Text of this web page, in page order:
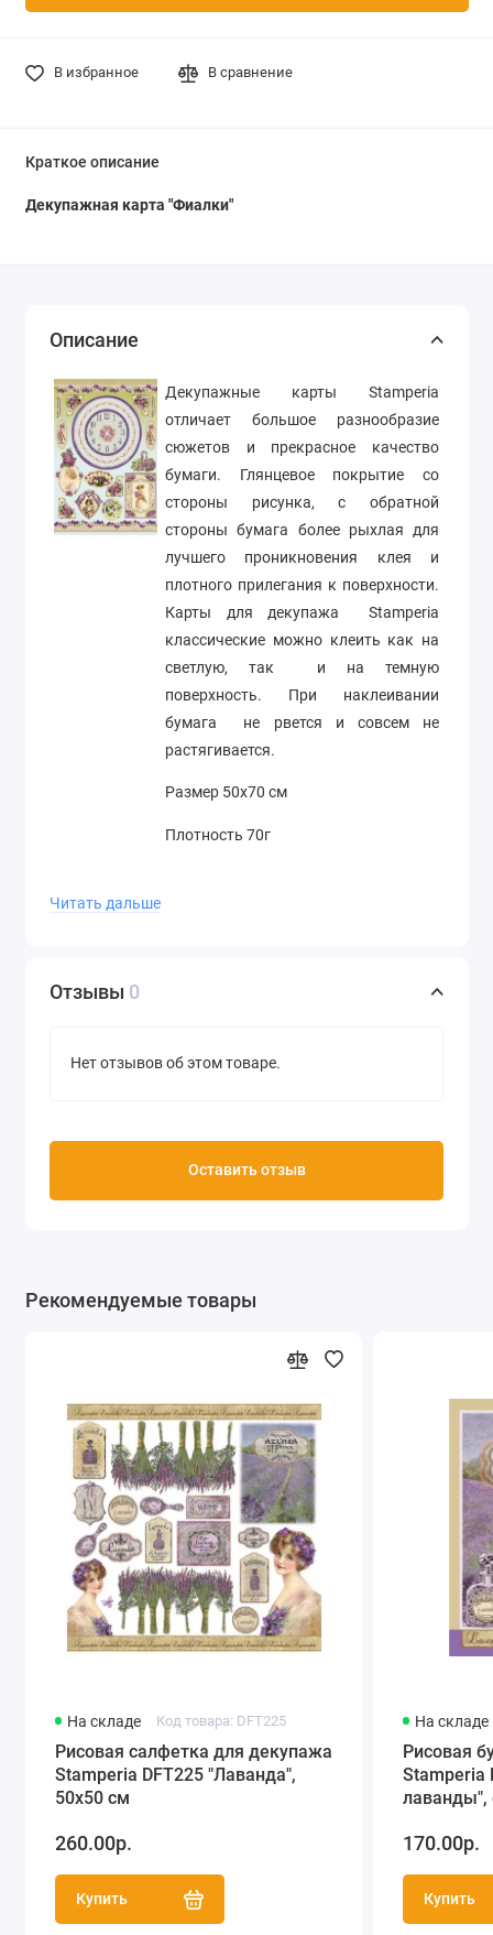
В избранное В сравнение
Краткое описание
Декупажная карта "Фиалки"
Описание
Декупажные карты Stamperia
отличает большое разнообразие
сюжетов и прекрасное качество
бумаги. Глянцевое покрытие со
стороны рисунка, с обратной
стороны бумага более рыхлая для
лучшего проникновения клея и
плотного прилегания к поверхности.
Карты для декупажа
Stamperia
классические можно клеить как на
светлую, так
и на темную
поверхность. При наклеивании
бумага
не рвется и совсем не
растягивается.
Размер 50х70 см
Плотность 70г
Читать дальше
Отзывы 0
Нет отзывов об этом товаре.
Оставить отзыв
Рекомендуемые товары
На складе Код товара: DFT225
Рисовая салфетка для декупажа
Stamperia DFT225 "Лаванда",
50х50 см
260.00р.
Купить
На складе
Рисовая
Stamperia
170.00р.
Купить